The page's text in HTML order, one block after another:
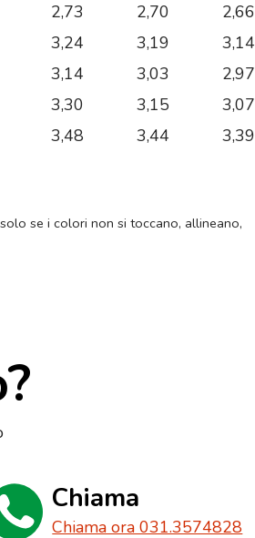
2,73 2,70
2,66
3,24 3,19
3,14
3,14 3,03
2,97
3,30 3,15
3,07
3,48 3,44 3,39
se i colori non si toccano, allineano,
Chiama
Chiama ora 031.3574828